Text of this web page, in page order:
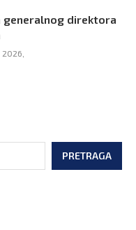
generalnog direktora
PRETRAGA